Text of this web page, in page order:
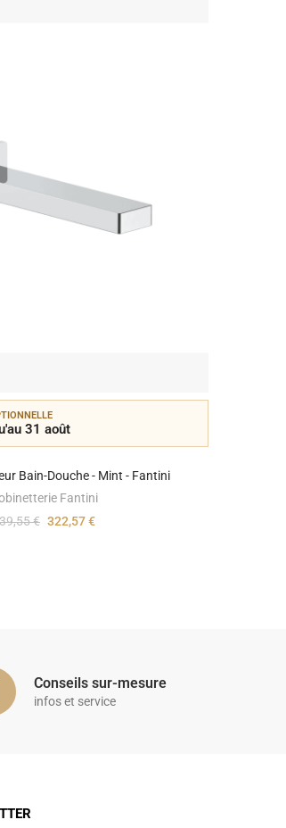
31 août
Bain-Douche - Mint - Fantini
Fantini
€ 322,57 €
Conseils sur-mesure
infos et service